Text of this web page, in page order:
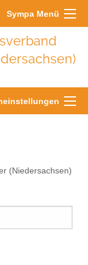
Sympa Menü
(Niedersachsen)